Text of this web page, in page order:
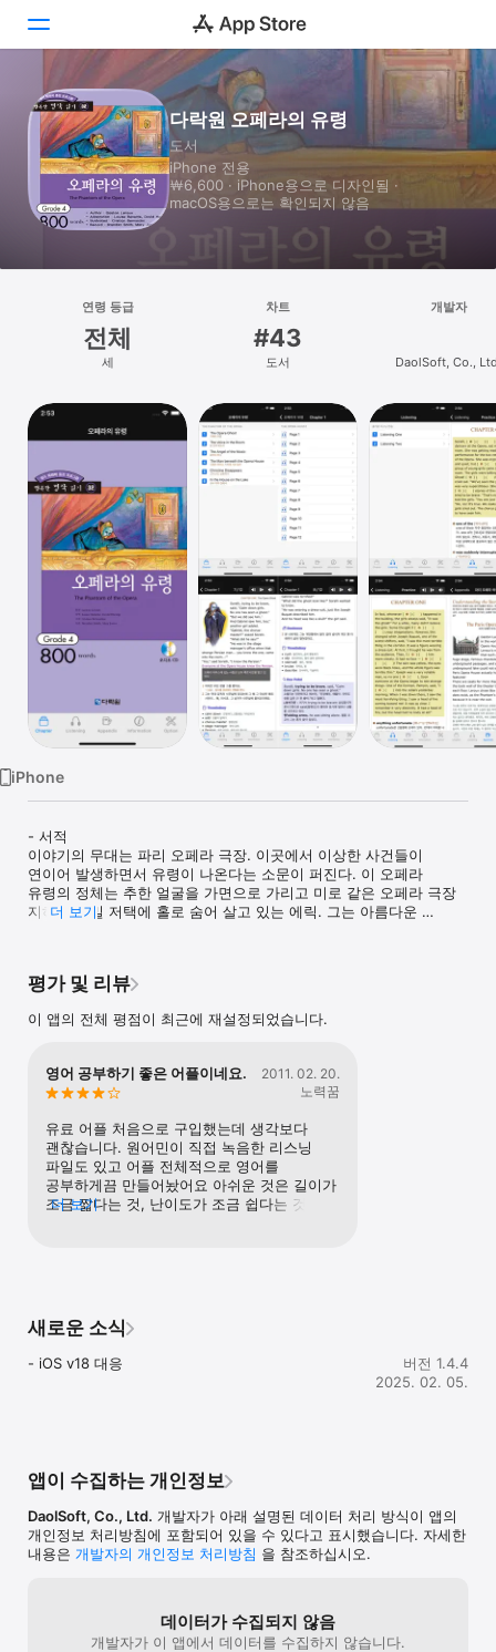
투데이
게임
앱
검색
iPad
Mac
Vision
Watch
TV
다락원 오페라의 유령
도서
iPhone 전용
￦6,600 · iPhone⁠용으로 디자인됨 ·
macOS⁠용으로는 확인되지 않음
연령 등급
전체
세
차트
#43
도서
개발자
DaolSoft, Co.,
iPhone
- 서적
이야기의 무대는 파리 오페라 극장. 이곳에서 이상한 사건들이
연이어 발생하면서 유령이 나온다는 소문이 퍼진다. 이 오페라
유령의 정체는 추한 얼굴을 가면으로 가리고 미로 같은 오페라 극장
지하의 비밀 저택에 홀로 숨어 살고 있는 에릭. 그는 아름다운
라울은 크리스틴을 구하기 위해 위험을 무릅쓰며 극장 지하로
연민을 가져 주는 크리스틴의 키스에 오페라의 유령은 자신의
- 프로그램
수준에서 중고급자를 위한 1,000단어 수준까지 5단계 구성.
2. 영어의 맛과 멋을 읽는다. 이 프로그램은 단계별로 효과적인 영어
읽기 요령과 영문 고유의 참맛을 느낄 수 있는 장치가 곳곳에 포진.
3. 읽기만 해도 영어의 키가 쑥쑥 -- 영어표현 및 문법에 대한 친절한
설명, 어휘 학습과 매 페이지 펼쳐지는 멋진 그림들까지 어디
더 보기
평가 및 리뷰
이 앱의 전체 평점이 최근에 재설정되었습니다.
영어 공부하기 좋은 어플이네요.
2011. 02. 20.
노력꿈
유료 어플 처음으로 구입했는데 생각보다
괜찮습니다. 원어민이 직접 녹음한 리스닝
파일도 있고 어플 전체적으로 영어를
공부하게끔 만들어놨어요 아쉬운 것은 길이가
조금 짧다는 것, 난이도가 조금 쉽다는 것인데
더 보기
새로운 소식
- iOS v18 대응
버전 1.4.4
2025. 02. 05.
앱이 수집하는 개인정보
DaolSoft, Co., Ltd. 개발자가 아래 설명된 데이터 처리 방식이 앱의
개인정보 처리방침에 포함되어 있을 수 있다고 표시했습니다. 자세한
내용은 개발자의 개인정보 처리방침 을 참조하십시오.
데이터가 수집되지 않음
개발자가 이 앱에서 데이터를 수집하지 않습니다.